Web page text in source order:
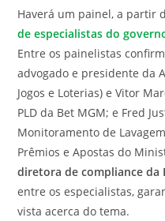
Haverá um painel, a partir
de especialistas do
Entre os painelistas
advogado e presidente da
Jogos e Loterias) e Vitor
PLD da Bet MGM; e Fred
Monitoramento de
Prêmios e Apostas do
diretora de compliance da
entre os especialistas,
vista acerca do tema.